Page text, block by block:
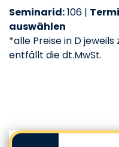
Seminarid:106 |
auswählen
*alle Preise in D jeweils
entfällt die dt.MwSt.